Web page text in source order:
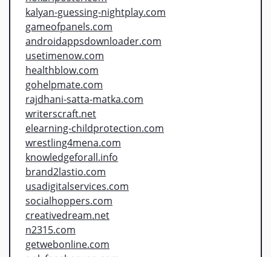
kalyan-guessing-nightplay.com
gameofpanels.com
androidappsdownloader.com
usetimenow.com
healthblow.com
gohelpmate.com
rajdhani-satta-matka.com
writerscraft.net
elearning-childprotection.com
wrestling4mena.com
knowledgeforall.info
brand2lastio.com
usadigitalservices.com
socialhoppers.com
creativedream.net
n2315.com
getwebonline.com